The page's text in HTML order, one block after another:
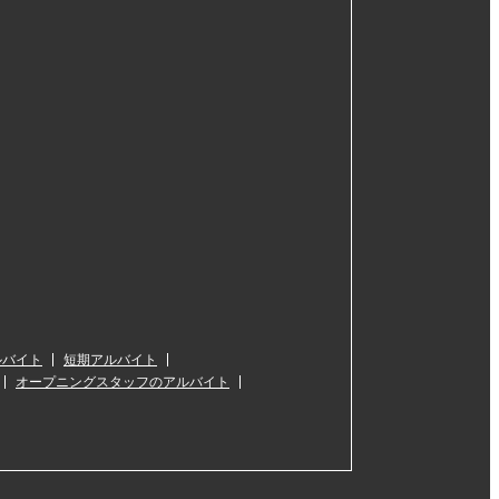
イト
短期アルバイト
オープニングスタッフのアルバイト